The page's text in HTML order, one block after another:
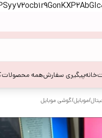
خانهپیگیری سفارشهمه محصولات
/موبایل/گوشی موبایل